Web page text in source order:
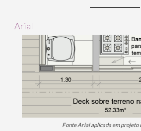
Arial
Fonte Arial aplicada em projeto